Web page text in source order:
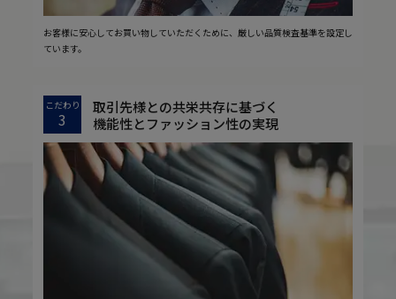
お客様に安心してお買い物していただくために、厳しい品質検査基準を設定し
ています。
こだわり
3
取引先様との共栄共存に基づく
機能性とファッション性の実現